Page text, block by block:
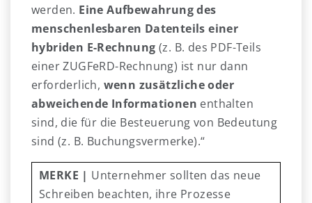
werden. Eine Aufbewahrung des
menschenlesbaren Datenteils einer
hybriden E-Rechnung (z. B. des PDF-Teils
einer ZUGFeRD-Rechnung) ist nur dann
erforderlich, wenn zusätzliche oder
abweichende Informationen enthalten
sind, die für die Besteuerung von Bedeutung
sind (z. B. Buchungsvermerke).“
MERKE | Unternehmer sollten das neue
Schreiben beachten, ihre Prozesse